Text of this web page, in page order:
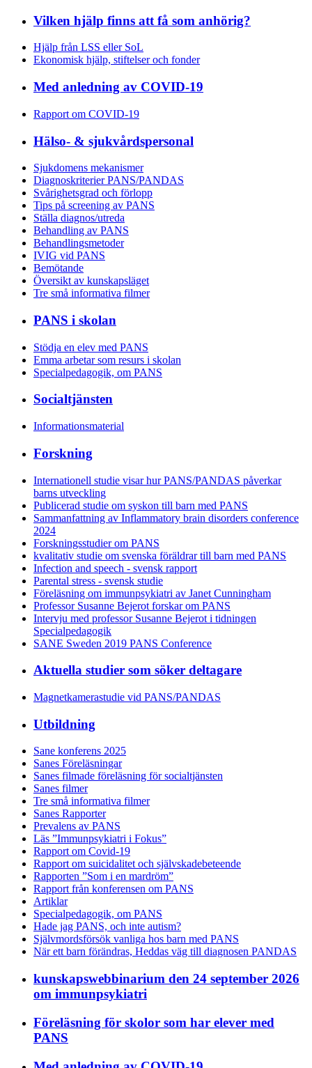
Vilken hjälp finns att få som anhörig?
Hjälp från LSS eller SoL
Ekonomisk hjälp, stiftelser och fonder
Med anledning av COVID-19
Rapport om COVID-19
Hälso- & sjukvårdspersonal
Sjukdomens mekanismer
Diagnoskriterier PANS/PANDAS
Svårighetsgrad och förlopp
Tips på screening av PANS
Ställa diagnos/utreda
Behandling av PANS
Behandlings­metoder
IVIG vid PANS
Bemötande
Översikt av kunskapsläget
Tre små informativa filmer
PANS i skolan
Stödja en elev med PANS
Emma arbetar som resurs i skolan
Specialpedagogik, om PANS
Socialtjänsten
Informationsmaterial
Forskning
Internationell studie visar hur PANS/PANDAS påverkar
barns utveckling
Publicerad studie om syskon till barn med PANS
Sammanfattning av Inflammatory brain disorders conference
2024
Forskningsstudier om PANS
kvalitativ studie om svenska föräldrar till barn med PANS
Infection and speech - svensk rapport
Parental stress - svensk studie
Föreläsning om immunpsykiatri av Janet Cunningham
Professor Susanne Bejerot forskar om PANS
Intervju med professor Susanne Bejerot i tidningen
Specialpedagogik
SANE Sweden 2019 PANS Conference
Aktuella studier som söker deltagare
Magnetkamerastudie vid PANS/PANDAS
Utbildning
Sane konferens 2025
Sanes Föreläsningar
Sanes filmade föreläsning för socialtjänsten
Sanes filmer
Tre små informativa filmer
Sanes Rapporter
Prevalens av PANS
Läs ”Immunpsykiatri i Fokus”
Rapport om Covid-19
Rapport om suicidalitet och självskadebeteende
Rapporten ”Som i en mardröm”
Rapport från konferensen om PANS
Artiklar
Specialpedagogik, om PANS
Hade jag PANS, och inte autism?
Självmordsförsök vanliga hos barn med PANS
När ett barn förändras, Heddas väg till diagnosen PANDAS
kunskapswebbinarium den 24 september 2026
om immunpsykiatri
Föreläsning för skolor som har elever med
PANS